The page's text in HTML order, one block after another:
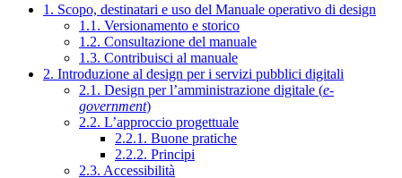
1. Scopo, destinatari e uso del Manuale operativo di design
1.1. Versionamento e storico
1.2. Consultazione del manuale
1.3. Contribuisci al manuale
2. Introduzione al design per i servizi pubblici digitali
2.1. Design per l’amministrazione digitale (e-
government)
2.2. L’approccio progettuale
2.2.1. Buone pratiche
2.2.2. Principi
2.3. Accessibilità